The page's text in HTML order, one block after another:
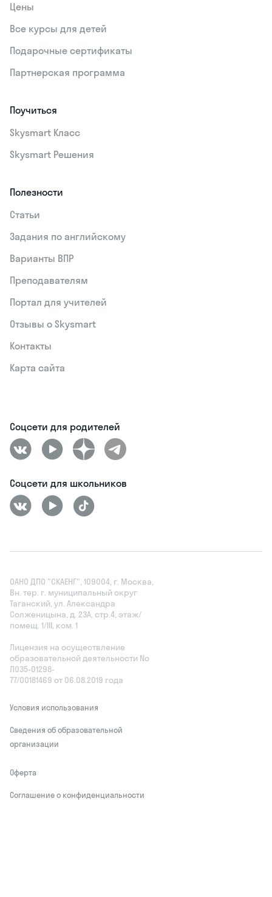
Цены
Все курсы для детей
Подарочные сертификаты
Партнерская программа
Поучиться
Skysmart Класс
Skysmart Решения
Полезности
Статьи
Задания по английскому
Варианты ВПР
Преподавателям
Портал для учителей
Отзывы о Skysmart
Контакты
Карта сайта
Соцсети для родителей
Соцсети для школьников
ОАНО ДПО "СКАЕНГ", 109004, г. Москва,
Вн. тер. г. муниципальный округ
Таганский, ул. Александра
Солженицына, д. 23А, стр.4, этаж/
помещ. 1/III, ком. 1
Лицензия на осуществление
образовательной деятельности No
Л035‑01298-
77/00181469 от 06.08.2019 года
Условия использования
Сведения об образовательной
организации
Оферта
Соглашение о конфиденциальности